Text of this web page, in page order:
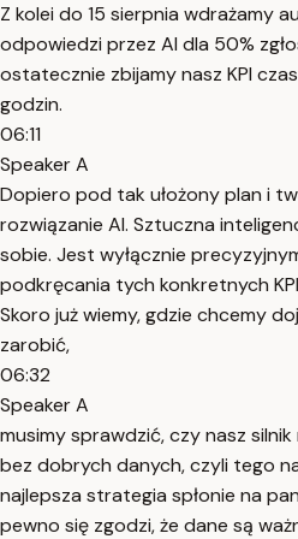
Z kolei do 15 sierpnia wdrażamy
odpowiedzi przez AI dla 50%
ostatecznie zbijamy nasz KPI
godzin.
06:11
Speaker A
Dopiero pod tak ułożony plan i
rozwiązanie AI. Sztuczna
sobie. Jest wyłącznie
podkręcania tych konkretnych
Skoro już wiemy, gdzie chcemy
zarobić,
06:32
Speaker A
musimy sprawdzić, czy nasz
bez dobrych danych, czyli tego
najlepsza strategia spłonie na
pewno się zgodzi, że dane są